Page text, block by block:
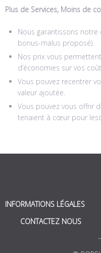
Plus de Services, Moins de
Nous garantissons notre
bonus-malus proposé).
Nos prix vous
d’économies sur vos
Vous pouvez recentrer
valeur ajoutée.
Vous pouvez vous offrir
tenaient à cœur pour
INFORMATIONS LÉGALES
CONTACTEZ NOUS